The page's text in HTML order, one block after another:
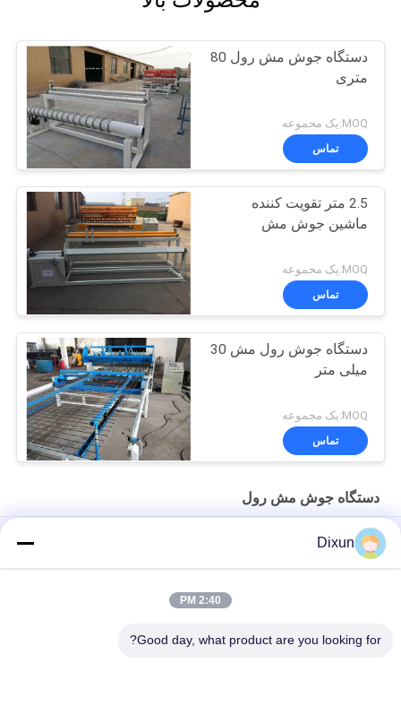
دستگاه جوش مش رول 80
متری
MOQ:یک مجموعه
تماس
2.5 متر تقویت کننده
ماشین جوش مش
MOQ:یک مجموعه
تماس
دستگاه جوش رول مش 30
میلی متر
MOQ:یک مجموعه
تماس
دستگاه جوش مش رول
سرعت جوش 75 بار طول رول 30 متر Plc دستگاه تولید مش
طول 60 متر Plc 2.5 میلی متر دستگاه رول مش جوش
Dixun
2:40 PM
Good day, what product are you looking for?